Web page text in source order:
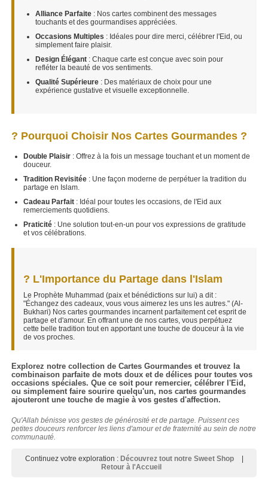
Alliance Parfaite : Nos cartes combinent des messages
touchants et des gourmandises appréciées.
Occasions Multiples : Idéales pour dire merci, célébrer l'Eid, ou
simplement faire plaisir.
Design Élégant : Chaque carte est conçue avec soin pour
refléter la beauté de vos sentiments.
Qualité Supérieure : Des matériaux de choix pour une
expérience gustative et visuelle exceptionnelle.
? Pourquoi Choisir Nos Cartes Gourmandes ?
Double Plaisir : Offrez à la fois un message touchant et un moment de
douceur.
Tradition Revisitée : Une façon moderne de perpétuer la tradition du
partage en Islam.
Cadeau Parfait : Idéal pour toutes les occasions, de l'Eid aux
remerciements quotidiens.
Praticité : Une solution tout-en-un pour vos expressions de gratitude
et vos célébrations.
? L'Importance du Partage dans l'Islam
Le Prophète Muhammad (paix et bénédictions sur lui) a dit :
"Échangez des cadeaux, vous vous aimerez les uns les autres." (Al-
Bukhari) Nos cartes gourmandes incarnent parfaitement cet esprit de
partage et d'amour. En offrant une de nos cartes, vous perpétuez
cette belle tradition tout en apportant une touche de douceur à la vie
de vos proches.
Explorez notre collection de Cartes Gourmandes et trouvez la
combinaison parfaite de mots doux et de délices pour toutes vos
occasions spéciales. Que ce soit pour remercier, célébrer l'Eid,
ou simplement faire sourire quelqu'un, nos cartes gourmandes
ajouteront une touche de magie à vos gestes d'affection.
Qu'Allah bénisse vos gestes de générosité et de partage. Puissent ces
petites douceurs renforcer les liens d'amour et de fraternité au sein de notre
communauté.
Continuez votre exploration : Découvrez tout notre Sweet Shop
|
Retour à l'Accueil